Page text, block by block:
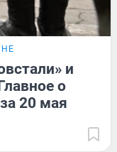
и
о
20 мая